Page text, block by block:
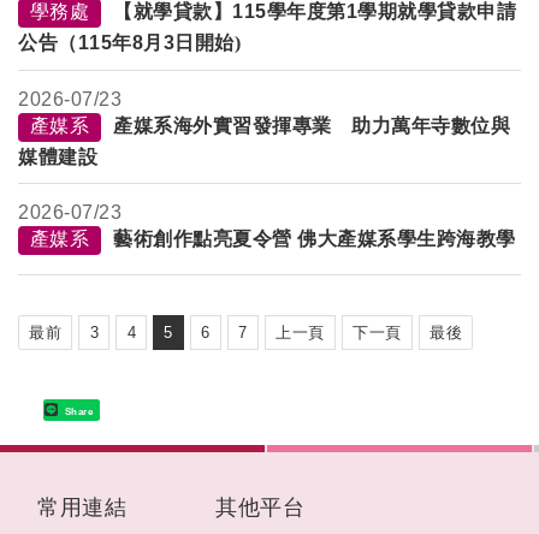
學務處
【就學貸款】 115學年度第1學期就學貸款申請
公告（115年8月 3 日開始)
2026-07/23
產媒系
產媒系海外實習發揮專業 助力萬年寺數位與
媒體建設
2026-07/23
產媒系
藝術創作點亮夏令營 佛大產媒系學生跨海教學
最前 3 4 5 6 7 上一頁 下一頁 最後
Share
常用連結 其他平台